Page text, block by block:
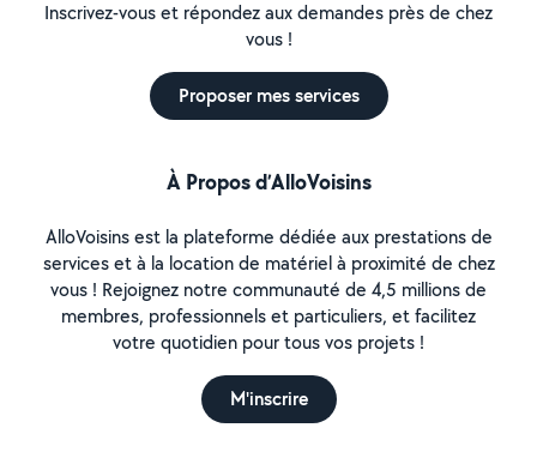
Inscrivez-vous et répondez aux demandes près de chez
vous !
Proposer mes services
À Propos d’AlloVoisins
AlloVoisins est la plateforme dédiée aux prestations de
services et à la location de matériel à proximité de chez
vous ! Rejoignez notre communauté de 4,5 millions de
membres, professionnels et particuliers, et facilitez
votre quotidien pour tous vos projets !
M'inscrire